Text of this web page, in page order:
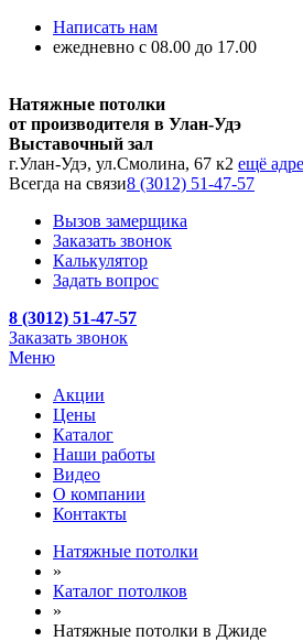
Написать нам
ежедневно с 08.00 до 17.00
Натяжные потолки
от производителя в Улан-Удэ
Выставочный зал
г.Улан-Удэ, ул.Смолина, 67 к2 ещё
Всегда на связи8 (3012) 51-47-57
Вызов замерщика
Заказать звонок
Калькулятор
Задать вопрос
8 (3012) 51-47-57
Заказать звонок
Меню
Акции
Цены
Каталог
Наши работы
Видео
О компании
Контакты
Натяжные потолки
»
Каталог потолков
»
Натяжные потолки в Джиде